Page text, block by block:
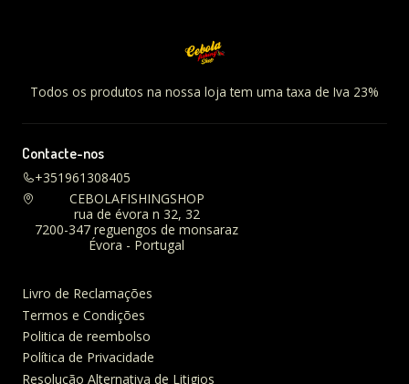
Todos os produtos na nossa loja tem uma taxa de Iva 23%
Contacte-nos
+351961308405
CEBOLAFISHINGSHOP
rua de évora n 32, 32
7200-347 reguengos de monsaraz
Évora - Portugal
Livro de Reclamações
Termos e Condições
Politica de reembolso
Política de Privacidade
Resolução Alternativa de Litigios